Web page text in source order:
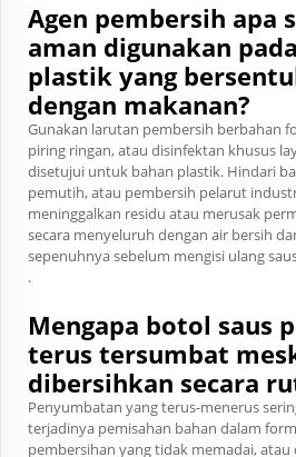
Agen pembersih apa
aman digunakan
plastik yang
dengan makanan?
Gunakan larutan pembersih berbahan
piring ringan, atau disinfektan khusus
disetujui untuk bahan plastik. Hindari
pemutih, atau pembersih pelarut
meninggalkan residu atau merusak
secara menyeluruh dengan air bersih
sepenuhnya sebelum mengisi ulang
.
Mengapa botol saus
terus tersumbat
dibersihkan secara
Penyumbatan yang terus-menerus
terjadinya pemisahan bahan dalam
pembersihan yang tidak memadai, atau